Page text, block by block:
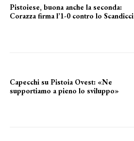
Pistoiese, buona anche la seconda:
Corazza firma l’1-0 contro lo Scandicci
Capecchi su Pistoia Ovest: «Ne
supportiamo a pieno lo sviluppo»